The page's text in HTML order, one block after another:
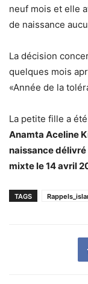
neuf mois et elle
de naissance
La décision
quelques mois
«Année de la
La petite fille a
Anamta Aceline
naissance délivré
mixte le 14 avril
TAGS